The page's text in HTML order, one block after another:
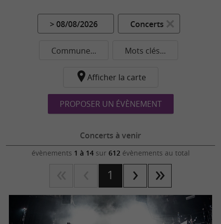
> 08/08/2026 Concerts
Commune... Mots clés...
Afficher la carte
PROPOSER UN ÉVÈNEMENT
Concerts à venir
évènements 1 à 14sur 612évènements au total
1